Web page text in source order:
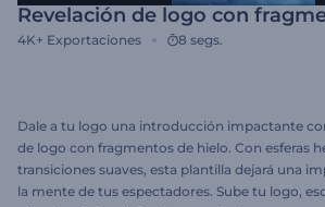
Revelación de logo con
4K+ Exportaciones 8 segs.
Dale a tu logo una introducción impactante
de logo con fragmentos de hielo. Con esferas
transiciones suaves, esta plantilla dejará una
la mente de tus espectadores. Sube tu logo,